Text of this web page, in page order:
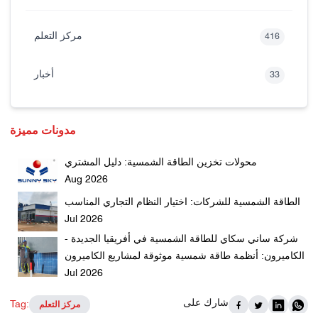
مركز التعلم 416
أخبار 33
مدونات مميزة
محولات تخزين الطاقة الشمسية: دليل المشتري
Aug 2026
الطاقة الشمسية للشركات: اختيار النظام التجاري المناسب
Jul 2026
شركة ساني سكاي للطاقة الشمسية في أفريقيا الجديدة -
الكاميرون: أنظمة طاقة شمسية موثوقة لمشاريع الكاميرون
Jul 2026
Tag: مركز التعلم شارك على